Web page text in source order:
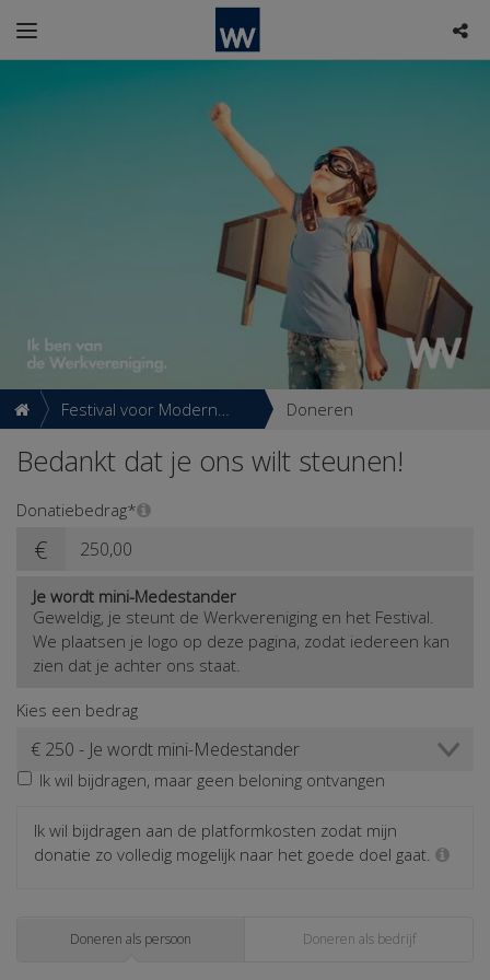
Festival voor Modern
Werkenden
Doneren
Bedankt dat je ons wilt steunen!
Donatiebedrag*
€
Je wordt mini-Medestander
Geweldig, je steunt de Werkvereniging en het Festival.
We plaatsen je logo op deze pagina, zodat iedereen kan
zien dat je achter ons staat.
Kies een bedrag
Ik wil bijdragen, maar geen beloning ontvangen
Ik wil bijdragen aan de platformkosten zodat mijn
donatie zo volledig mogelijk naar het goede doel gaat.
Doneren als persoon Doneren als bedrijf